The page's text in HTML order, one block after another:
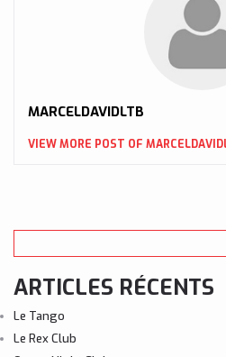
MARCELDAVIDLTB
VIEW MORE POST OF
ARTICLES RÉCENTS
Le Tango
Le Rex Club